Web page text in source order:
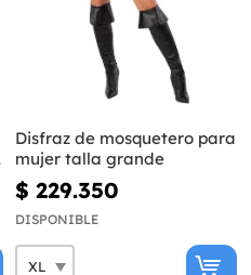
Disfraz de mosquetero para
mujer talla grande
$ 229.350
DISPONIBLE